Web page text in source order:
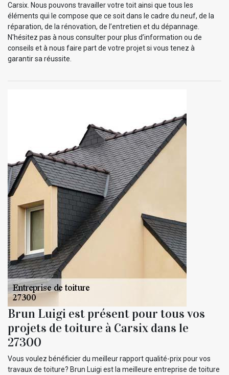
Carsix. Nous pouvons travailler votre toit ainsi que tous les
éléments qui le compose que ce soit dans le cadre du neuf, de la
réparation, de la rénovation, de l’entretien et du dépannage.
N'hésitez pas à nous consulter pour plus d’information ou de
conseils et à nous faire part de votre projet si vous tenez à
garantir sa réussite.
Brun Luigi est présent pour tous vos
projets de toiture à Carsix dans le
27300
Vous voulez bénéficier du meilleur rapport qualité-prix pour vos
travaux de toiture? Brun Luigi est la meilleure entreprise de toiture